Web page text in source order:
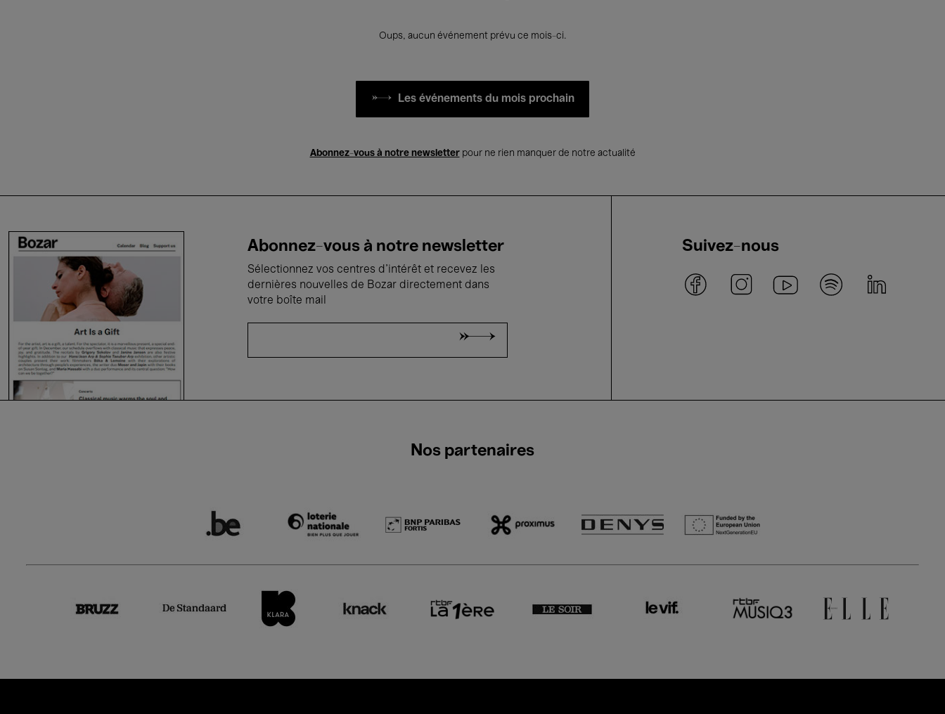
Oups, aucun événement prévu ce mois-ci.
Les événements du mois prochain
Abonnez-vous à notre newsletterpour ne rien manquer de notre actualité
Abonnez-vous à notre newsletter
Sélectionnez vos centres d'intérêt et recevez les
dernières nouvelles de Bozar directement dans
votre boîte mail
Suivez-nous
Nos partenaires